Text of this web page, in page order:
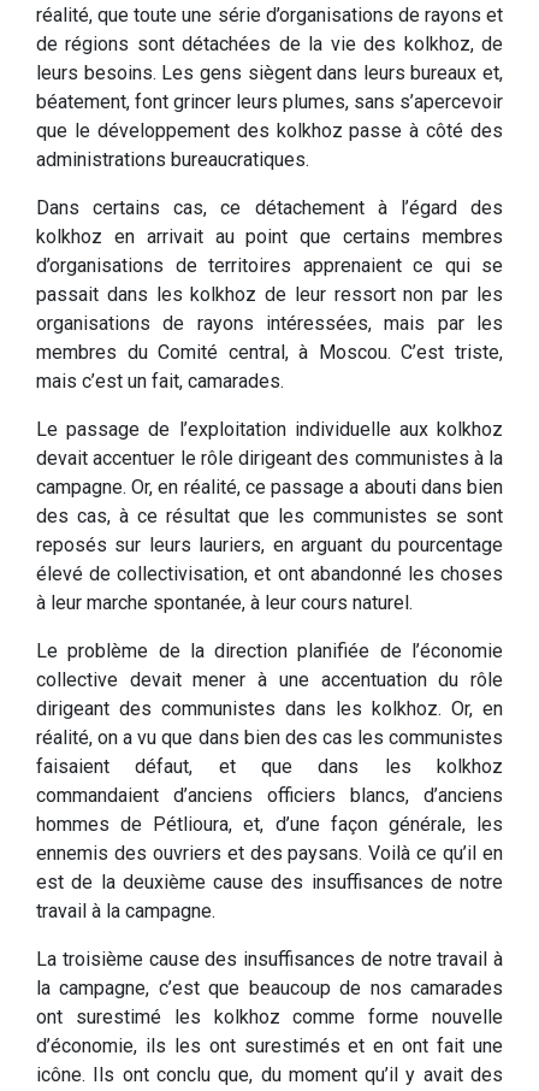
réalité, que toute une série d’organisations de rayons et
de régions sont détachées de la vie des kolkhoz, de
leurs besoins. Les gens siègent dans leurs bureaux et,
béatement, font grincer leurs plumes, sans s’apercevoir
que le développement des kolkhoz passe à côté des
administrations bureaucratiques.
Dans certains cas, ce détachement à l’égard des
kolkhoz en arrivait au point que certains membres
d’organisations de territoires apprenaient ce qui se
passait dans les kolkhoz de leur ressort non par les
organisations de rayons intéressées, mais par les
membres du Comité central, à Moscou. C’est triste,
mais c’est un fait, camarades.
Le passage de l’exploitation individuelle aux kolkhoz
devait accentuer le rôle dirigeant des communistes à la
campagne. Or, en réalité, ce passage a abouti dans bien
des cas, à ce résultat que les communistes se sont
reposés sur leurs lauriers, en arguant du pourcentage
élevé de collectivisation, et ont abandonné les choses
à leur marche spontanée, à leur cours naturel.
Le problème de la direction planifiée de l’économie
collective devait mener à une accentuation du rôle
dirigeant des communistes dans les kolkhoz. Or, en
réalité, on a vu que dans bien des cas les communistes
faisaient défaut, et que dans les kolkhoz
commandaient d’anciens officiers blancs, d’anciens
hommes de Pétlioura, et, d’une façon générale, les
ennemis des ouvriers et des paysans. Voilà ce qu’il en
est de la deuxième cause des insuffisances de notre
travail à la campagne.
La troisième cause des insuffisances de notre travail à
la campagne, c’est que beaucoup de nos camarades
ont surestimé les kolkhoz comme forme nouvelle
d’économie, ils les ont surestimés et en ont fait une
icône. Ils ont conclu que, du moment qu’il y avait des